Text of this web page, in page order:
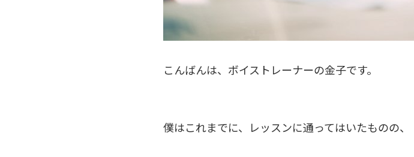
こんばんは、ボイストレーナーの金子です。
僕はこれまでに、レッスンに通ってはいたものの、